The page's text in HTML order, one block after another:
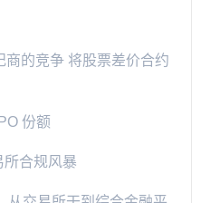
商的竞争 将股票差价合约
份额
所合规风暴